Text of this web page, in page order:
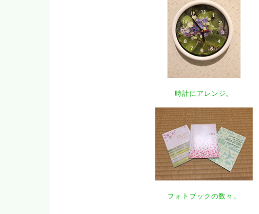
時計にアレンジ。
フォトブックの数々。